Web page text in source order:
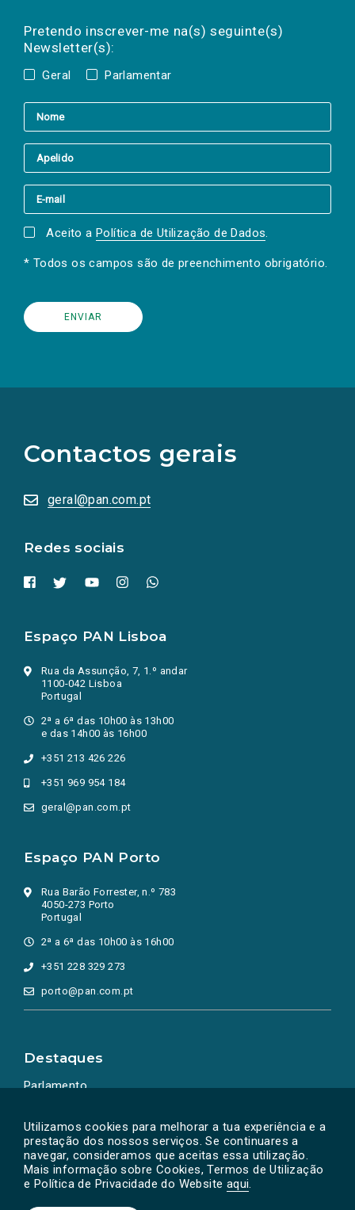
Utilizamos cookies para melhorar a tua experiência e a
prestação dos nossos serviços. Se continuares a
navegar, consideramos que aceitas essa utilização.
Mais informação sobre Cookies, Termos de Utilização
e Política de Privacidade do Website aqui.
Pretendo inscrever-me na(s) seguinte(s)
Newsletter(s):
Geral Parlamentar
a(s) newsletter(s).
mail
Aceito a Política de Utilização de Dados.
* Todos os campos são de preenchimento obrigatório.
Contactos gerais
geral@pan.com.pt
Redes sociais
redes
sociais
numa
nova
Espaço PAN Lisboa
Rua da Assunção, 7, 1.º andar
1100-042 Lisboa
Portugal
2ª a 6ª das 10h00 às 13h00
e das 14h00 às 16h00
+351 213 426 226
+351 969 954 184
geral@pan.com.pt
Espaço PAN Porto
Rua Barão Forrester, n.º 783
4050-273 Porto
Portugal
2ª a 6ª das 10h00 às 16h00
+351 228 329 273
porto@pan.com.pt
Destaques
Parlamento